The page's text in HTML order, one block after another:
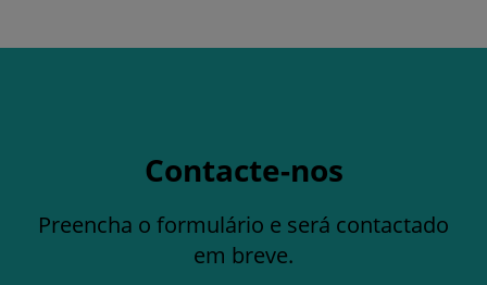
Contacte-nos
Preencha o formulário e será contactado
em breve.